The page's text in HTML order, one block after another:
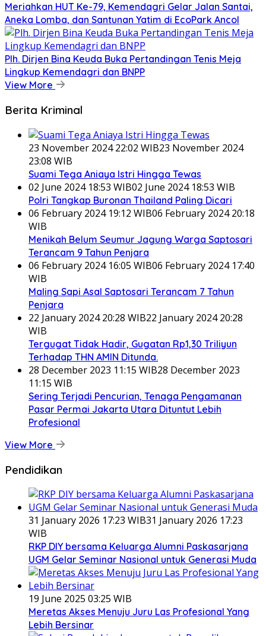
Meriahkan HUT Ke-79, Kemendagri Gelar Jalan Santai,
Aneka Lomba, dan Santunan Yatim di EcoPark Ancol
Plh. Dirjen Bina Keuda Buka Pertandingan Tenis Meja
Lingkup Kemendagri dan BNPP
View More
Berita Kriminal
23 November 2024 22:02 WIB23 November 2024
23:08 WIB
Suami Tega Aniaya Istri Hingga Tewas
02 June 2024 18:53 WIB02 June 2024 18:53 WIB
Polri Tangkap Buronan Thailand Paling Dicari
06 February 2024 19:12 WIB06 February 2024 20:18
WIB
Menikah Belum Seumur Jagung Warga Saptosari
Terancam 9 Tahun Penjara
06 February 2024 16:05 WIB06 February 2024 17:40
WIB
Maling Sapi Asal Saptosari Terancam 7 Tahun
Penjara
22 January 2024 20:28 WIB22 January 2024 20:28
WIB
Tergugat Tidak Hadir, Gugatan Rp1,30 Triliyun
Terhadap THN AMIN Ditunda.
28 December 2023 11:15 WIB28 December 2023
11:15 WIB
Sering Terjadi Pencurian, Tenaga Pengamanan
Pasar Permai Jakarta Utara Dituntut Lebih
Profesional
View More
Pendidikan
31 January 2026 17:23 WIB31 January 2026 17:23
WIB
RKP DIY bersama Keluarga Alumni Paskasarjana
UGM Gelar Seminar Nasional untuk Generasi Muda
19 June 2025 03:25 WIB
Meretas Akses Menuju Juru Las Profesional Yang
Lebih Bersinar